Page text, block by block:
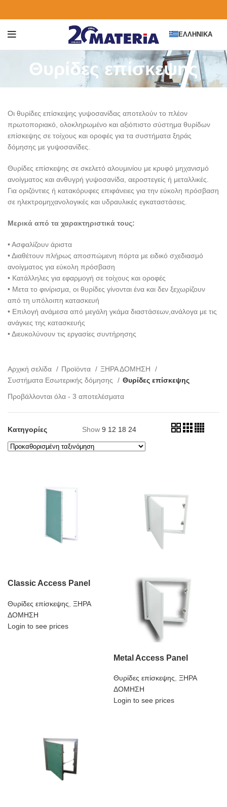
ΕΛΛΗΝΙΚΆ
Θυρίδες επίσκεψης
Οι θυρίδες επίσκεψης γυψοσανίδας αποτελούν το πλέον
πρωτοποριακό, ολοκληρωμένο και αξιόπιστο σύστημα θυρίδων
επίσκεψης σε τοίχους και οροφές για τα συστήματα ξηράς
δόμησης με γυψοσανίδες.
Θυρίδες επίσκεψης σε σκελετό αλουμινίου με κρυφό μηχανισμό
ανοίγματος και ανθυγρή γυψοσανίδα, αεροστεγείς ή μεταλλικές.
Για οριζόντιες ή κατακόρυφες επιφάνειες για την εύκολη πρόσβαση
σε ηλεκτρομηχανολογικές και υδραυλικές εγκαταστάσεις.
Μερικά από τα χαρακτηριστικά τους:
• Ασφαλίζουν άριστα
• Διαθέτουν πλήρως αποσπώμενη πόρτα με ειδικό σχεδιασμό
ανοίγματος για εύκολη πρόσβαση
• Κατάλληλες για εφαρμογή σε τοίχους και οροφές
• Μετα το φινίρισμα, οι θυρίδες γίνονται ένα και δεν ξεχωρίζουν
από τη υπόλοιπη κατασκευή
• Επιλογή ανάμεσα από μεγάλη γκάμα διαστάσεων,ανάλογα με τις
ανάγκες της κατασκευής
• Διευκολύνουν τις εργασίες συντήρησης
Αρχική σελίδα Προϊόντα
ΞΗΡΑ ΔΟΜΗΣΗ
Συστήματα Εσωτερικής δόμησης
Θυρίδες επίσκεψης
Προβάλλονται όλα - 3 αποτελέσματα
Κατηγορίες Show 9 12 18 24
Classic Access Panel
Θυρίδες επίσκεψης ΞΗΡΑ
ΔΟΜΗΣΗ
Login to see prices
Metal Access Panel
Θυρίδες επίσκεψης ΞΗΡΑ
ΔΟΜΗΣΗ
Login to see prices